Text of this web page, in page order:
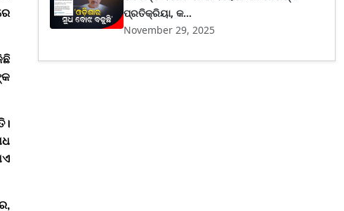
,
ପ୍ରତିକ୍ରିୟା, କ...
November 29, 2025